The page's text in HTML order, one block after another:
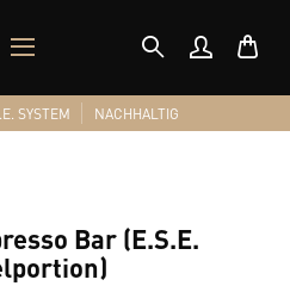
MOBILES
MENÜ
SYSTEM NACHHALTIG
Bar (E.S.E.